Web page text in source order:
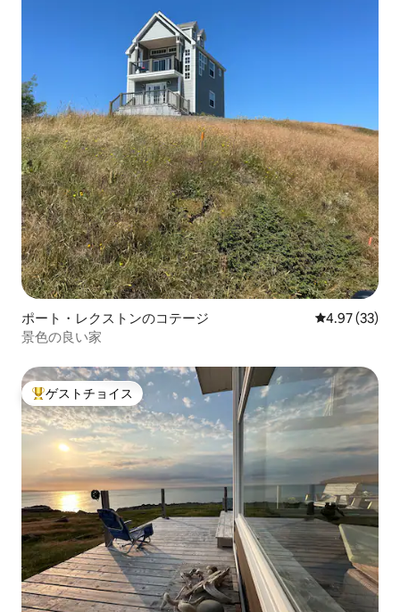
ポート・レクストンのコテージ レビュー33
4.97 (33)
景色の良い家
大好評のゲストチョイスです。
ゲストチョイス